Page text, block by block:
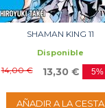
SHAMAN KING 11
Disponible
14,00 € 13,30 € 5%
AÑADIR A LA CESTA